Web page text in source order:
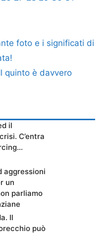
foto e i significati di
quinto è davvero
il
C’entra
aggressioni
un
parliamo
Il
può